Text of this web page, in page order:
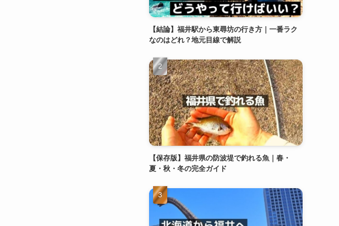
【結論】福井駅から東尋坊の行き方｜一番ラク
なのはどれ？地元目線で解説
【保存版】福井県の防波堤で釣れる魚｜春・
夏・秋・冬の完全ガイド